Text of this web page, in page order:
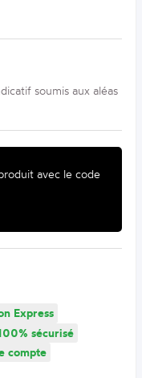
soumis aux aléas
avec le code
Express
sécurisé
compte